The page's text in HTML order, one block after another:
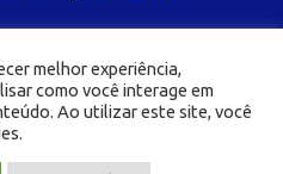
condicionado para residência e empresa -
melhor experiência,
como você interage em
Ao utilizar este site, você